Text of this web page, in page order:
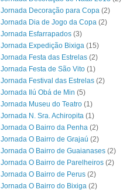
Jornada Decoração para Copa (2)
Jornada Dia de Jogo da Copa (2)
Jornada Esfarrapados (3)
Jornada Expedição Bixiga (15)
Jornada Festa das Estrelas (2)
Jornada Festa de São Vito (1)
Jornada Festival das Estrelas (2)
Jornada Ilú Obá de Min (5)
Jornada Museu do Teatro (1)
Jornada N. Sra. Achiropita (1)
Jornada O Bairro da Penha (2)
Jornada O Bairro de Grajaú (2)
Jornada O Bairro de Guaianases (2)
Jornada O Bairro de Parelheiros (2)
Jornada O Bairro de Perus (2)
Jornada O Bairro do Bixiga (2)